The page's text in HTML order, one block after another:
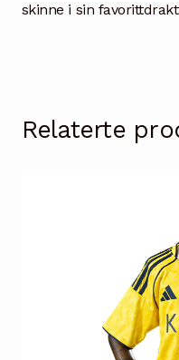
skinne i sin
Relaterte